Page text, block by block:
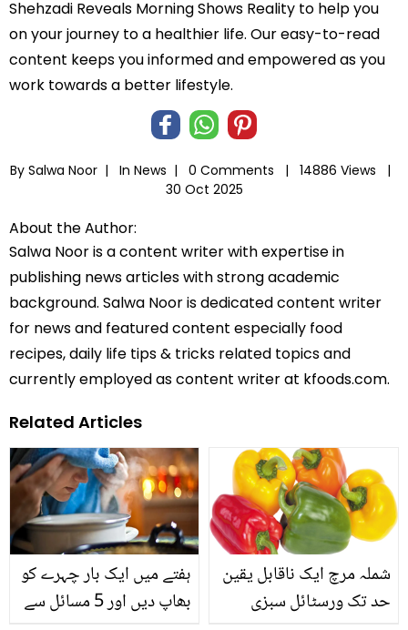
Shehzadi Reveals Morning Shows Reality to help you
on your journey to a healthier life. Our easy-to-read
content keeps you informed and empowered as you
work towards a better lifestyle.
By Salwa Noor | In News | 0 Comments |
14886 Views |
30 Oct 2025
About the Author:
Salwa Noor is a content writer with expertise in
publishing news articles with strong academic
background. Salwa Noor is dedicated content writer
for news and featured content especially food
recipes, daily life tips & tricks related topics and
currently employed as content writer at kfoods.com.
Related Articles
ہفتے میں ایک بار چہرے کو
بھاپ دیں اور 5 مسائل سے
شملہ مرچ ایک ناقابل یقین
حد تک ورسٹائل سبزی